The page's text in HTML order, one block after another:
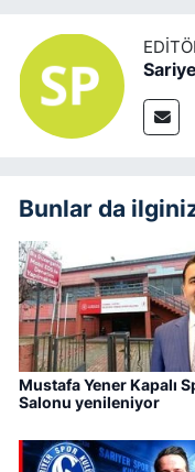
Bunlar da
Mustafa Yener Kapalı
Salonu yenileniyor